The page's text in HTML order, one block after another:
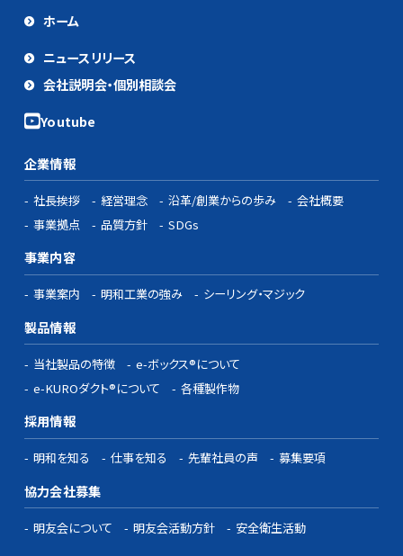
ホーム
ニュースリリース
会社説明会・個別相談会
企業情報
社長挨拶 経営理念 沿革/創業からの歩み
会社概要
事業拠点
品質方針 SDGs
事業内容
事業案内 明和工業の強み シーリング・マジック
製品情報
当社製品の特徴
e-ボックス®について
e-KUROダクト®について
各種製作物
採用情報
明和を知る 仕事を知る 先輩社員の声 募集要項
協力会社募集
明友会について 明友会活動方針 安全衛生活動